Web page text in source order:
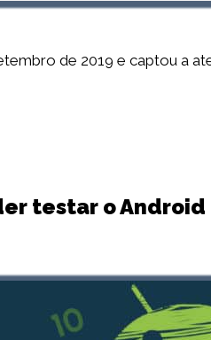
de 2019 e captou a
testar o